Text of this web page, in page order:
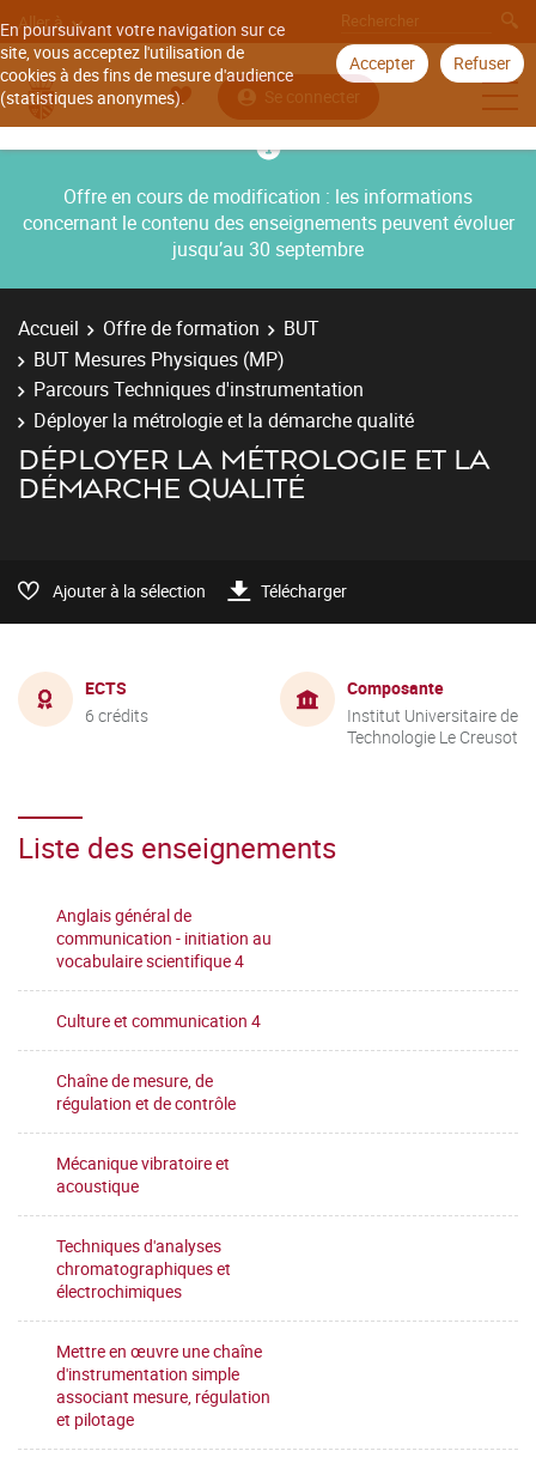
En poursuivant votre navigation sur ce
site, vous acceptez l'utilisation de
cookies à des fins de mesure d'audience
(statistiques anonymes).
Accepter Refuser
Aller à
Se connecter
Offre en cours de modification : les informations
concernant le contenu des enseignements peuvent évoluer
jusqu’au 30 septembre
Accueil Offre de formation
BUT
BUT Mesures Physiques (MP)
Parcours Techniques d'instrumentation
Déployer la métrologie et la démarche qualité
DÉPLOYER LA MÉTROLOGIE ET LA
DÉMARCHE QUALITÉ
Ajouter à la sélection Télécharger
ECTS
6 crédits
Composante
Institut Universitaire de
Technologie Le Creusot
Liste des enseignements
Anglais général de
communication - initiation au
vocabulaire scientifique 4
Culture et communication 4
Chaîne de mesure, de
régulation et de contrôle
Mécanique vibratoire et
acoustique
Techniques d'analyses
chromatographiques et
électrochimiques
Mettre en œuvre une chaîne
d'instrumentation simple
associant mesure, régulation
et pilotage